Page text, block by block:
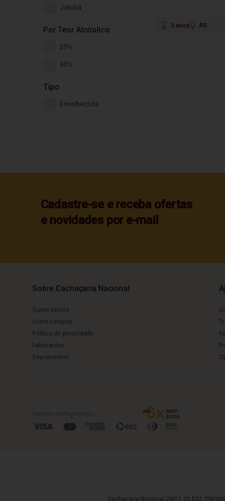
Jatobá
Por Teor Alcóolico
39%
40%
Tipo
Envelhecida
3 anos RS
Cadastre-se e receba ofertas
e novidades por e-mail
Sobre Cachaçaria Nacional
Quem somos
Como comprar
Política de privacidade
Fabricantes
Depoimentos
Cachaçaria Nacional CNPJ: 35.522.756/